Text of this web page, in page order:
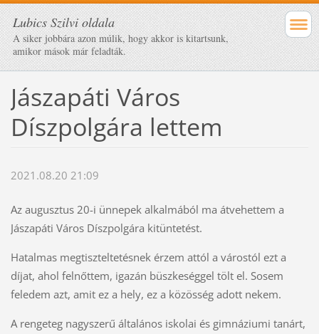
Lubics Szilvi oldala
A siker jobbára azon múlik, hogy akkor is kitartsunk,
amikor mások már feladták.
Jászapáti Város
Díszpolgára lettem
2021.08.20 21:09
Az augusztus 20-i ünnepek alkalmából ma átvehettem a
Jászapáti Város Díszpolgára kitüntetést.
Hatalmas megtiszteltetésnek érzem attól a várostól ezt a
díjat, ahol felnőttem, igazán büszkeséggel tölt el. Sosem
feledem azt, amit ez a hely, ez a közösség adott nekem.
A rengeteg nagyszerű általános iskolai és gimnáziumi tanárt,